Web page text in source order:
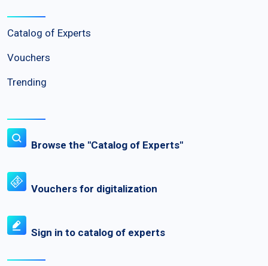
Catalog of Experts
Vouchers
Trending
Browse the "Catalog of Experts"
Vouchers for digitalization
Sign in to catalog of experts